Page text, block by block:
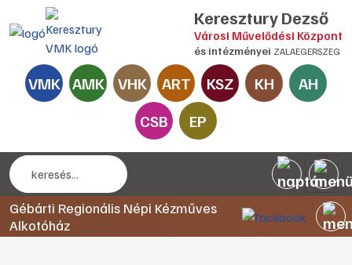
Keresztury Dezső
Városi Művelődési Központ
és intézményei ZALAEGERSZEG
VMK AMK VHK ART KSZ KH
AH
CSB
EP
Gébárti Regionális Népi Kézműves
Alkotóház